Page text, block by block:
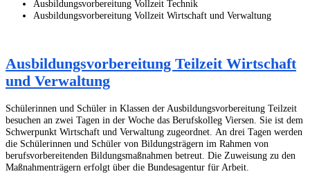
Ausbildungsvorbereitung Vollzeit Technik
Ausbildungsvorbereitung Vollzeit Wirtschaft und Verwaltung
Ausbildungsvorbereitung Teilzeit Wirtschaft
und Verwaltung
Schülerinnen und Schüler in Klassen der Ausbildungsvorbereitung Teilzeit
besuchen an zwei Tagen in der Woche das Berufskolleg Viersen. Sie ist dem
Schwerpunkt Wirtschaft und Verwaltung zugeordnet. An drei Tagen werden
die Schülerinnen und Schüler von Bildungsträgern im Rahmen von
berufsvorbereitenden Bildungsmaßnahmen betreut. Die Zuweisung zu den
Maßnahmenträgern erfolgt über die Bundesagentur für Arbeit.